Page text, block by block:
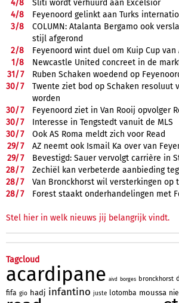
4/8
Sliti wordt verhuurd aan Excelsior
4/8
Feyenoord gelinkt aan Turks
3/8
COLUMN: Atalanta Bergamo ook
stijl afgerond
2/8
Feyenoord wint duel om Kuip Cup van
1/8
Newcastle United concreet in de
31/7
Ruben Schaken woedend op
30/7
Twente ziet bod op Schaken resoluut
worden
30/7
Feyenoord ziet in Van Rooij opvolger
30/7
Interesse in Tengstedt vanuit de MLS
30/7
Ook AS Roma meldt zich voor Read
29/7
AZ neemt ook Ismail Ka over van
29/7
Bevestigd: Sauer vervolgt carrière in
28/7
Zechiël kan verbeterde aanbieding
28/7
Van Bronckhorst wil versterkingen op
28/7 Forest staakt onderhandelingen met
Stel hier in welk nieuws jij belangrijk vindt.
Tagcloud
acardipane aivd borges bronckhorst
fifa gio hadj infantino juste lotomba moussa